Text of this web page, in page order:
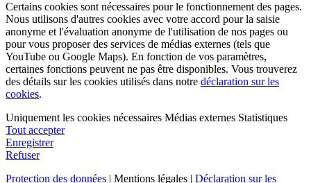
Certains cookies sont nécessaires pour le fonctionnement des pages.
Nous utilisons d'autres cookies avec votre accord pour la saisie
anonyme et l'évaluation anonyme de l'utilisation de nos pages ou
pour vous proposer des services de médias externes (tels que
YouTube ou Google Maps). En fonction de vos paramètres,
certaines fonctions peuvent ne pas être disponibles. Vous trouverez
des détails sur les cookies utilisés dans notre déclaration sur les
cookies.
Uniquement les cookies nécessaires Médias externes Statistiques
Tout accepter
Enregistrer
Refuser
Protection des données | Mentions légales | Déclaration sur les